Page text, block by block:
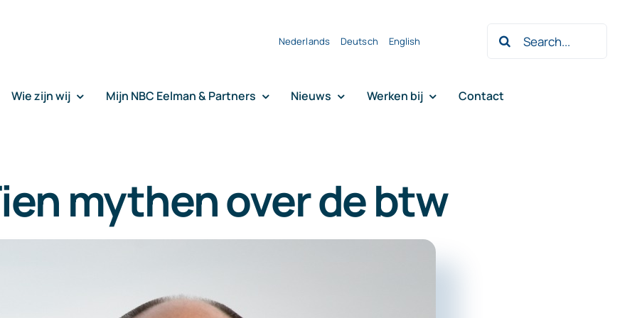
Nederlands Deutsch English
Zoeken
naar:
Wie zijn wij Mijn NBC Eelman & Partners Nieuws Werken bij Contact
mythen over de btw